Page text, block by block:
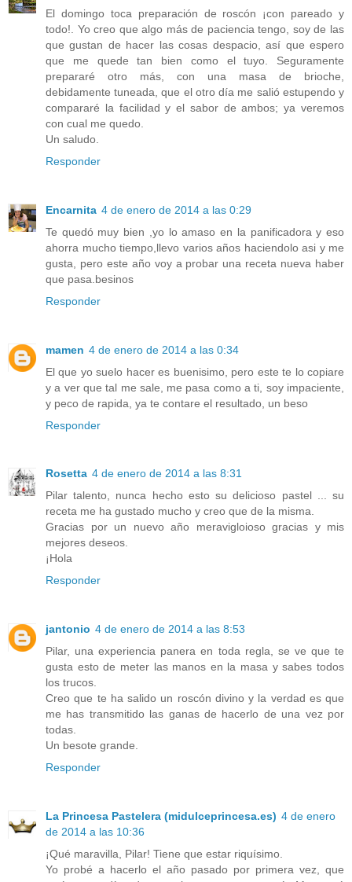
El domingo toca preparación de roscón ¡con pareado y
todo!. Yo creo que algo más de paciencia tengo, soy de las
que gustan de hacer las cosas despacio, así que espero
que me quede tan bien como el tuyo. Seguramente
prepararé otro más, con una masa de brioche,
debidamente tuneada, que el otro día me salió estupendo y
compararé la facilidad y el sabor de ambos; ya veremos
con cual me quedo.
Un saludo.
Responder
Encarnita 4 de enero de 2014 a las 0:29
Te quedó muy bien ,yo lo amaso en la panificadora y eso
ahorra mucho tiempo,llevo varios años haciendolo asi y me
gusta, pero este año voy a probar una receta nueva haber
que pasa.besinos
Responder
mamen 4 de enero de 2014 a las 0:34
El que yo suelo hacer es buenisimo, pero este te lo copiare
y a ver que tal me sale, me pasa como a ti, soy impaciente,
y peco de rapida, ya te contare el resultado, un beso
Responder
Rosetta 4 de enero de 2014 a las 8:31
Pilar talento, nunca hecho esto su delicioso pastel ... su
receta me ha gustado mucho y creo que de la misma.
Gracias por un nuevo año meravigloioso gracias y mis
mejores deseos.
¡Hola
Responder
jantonio 4 de enero de 2014 a las 8:53
Pilar, una experiencia panera en toda regla, se ve que te
gusta esto de meter las manos en la masa y sabes todos
los trucos.
Creo que te ha salido un roscón divino y la verdad es que
me has transmitido las ganas de hacerlo de una vez por
todas.
Un besote grande.
Responder
La Princesa Pastelera (midulceprincesa.es) 4 de enero
de 2014 a las 10:36
¡Qué maravilla, Pilar! Tiene que estar riquísimo.
Yo probé a hacerlo el año pasado por primera vez, que